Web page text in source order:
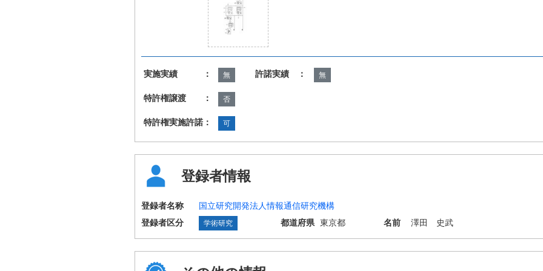
実施実績 ： 無 許諾実績 ： 無
特許権譲渡 ： 否
特許権実施許諾： 可
登録者情報
登録者名称
国立研究開発法人情報通信研究機構
登録者区分
学術研究 都道府県 東京都 名前 澤田 史武